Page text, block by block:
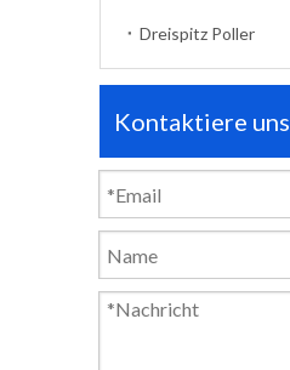
Dreispitz Poller
Kontaktiere uns